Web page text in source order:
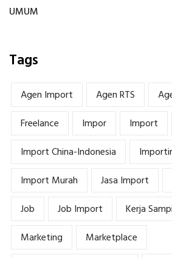
UMUM
Tags
Agen Import Agen RTS
Freelance
Impor Import
Import China-Indonesia
Importir
Import Murah
Jasa Import
Job
Job Import
Kerja
Marketing
Marketplace